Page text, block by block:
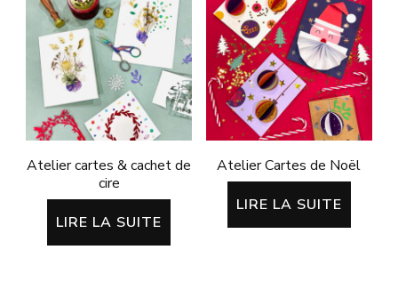
Atelier cartes & cachet de
cire
LIRE LA SUITE
Atelier Cartes de Noël
LIRE LA SUITE